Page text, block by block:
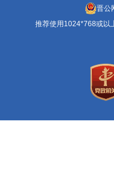
晋公
推荐使用1024*768或以